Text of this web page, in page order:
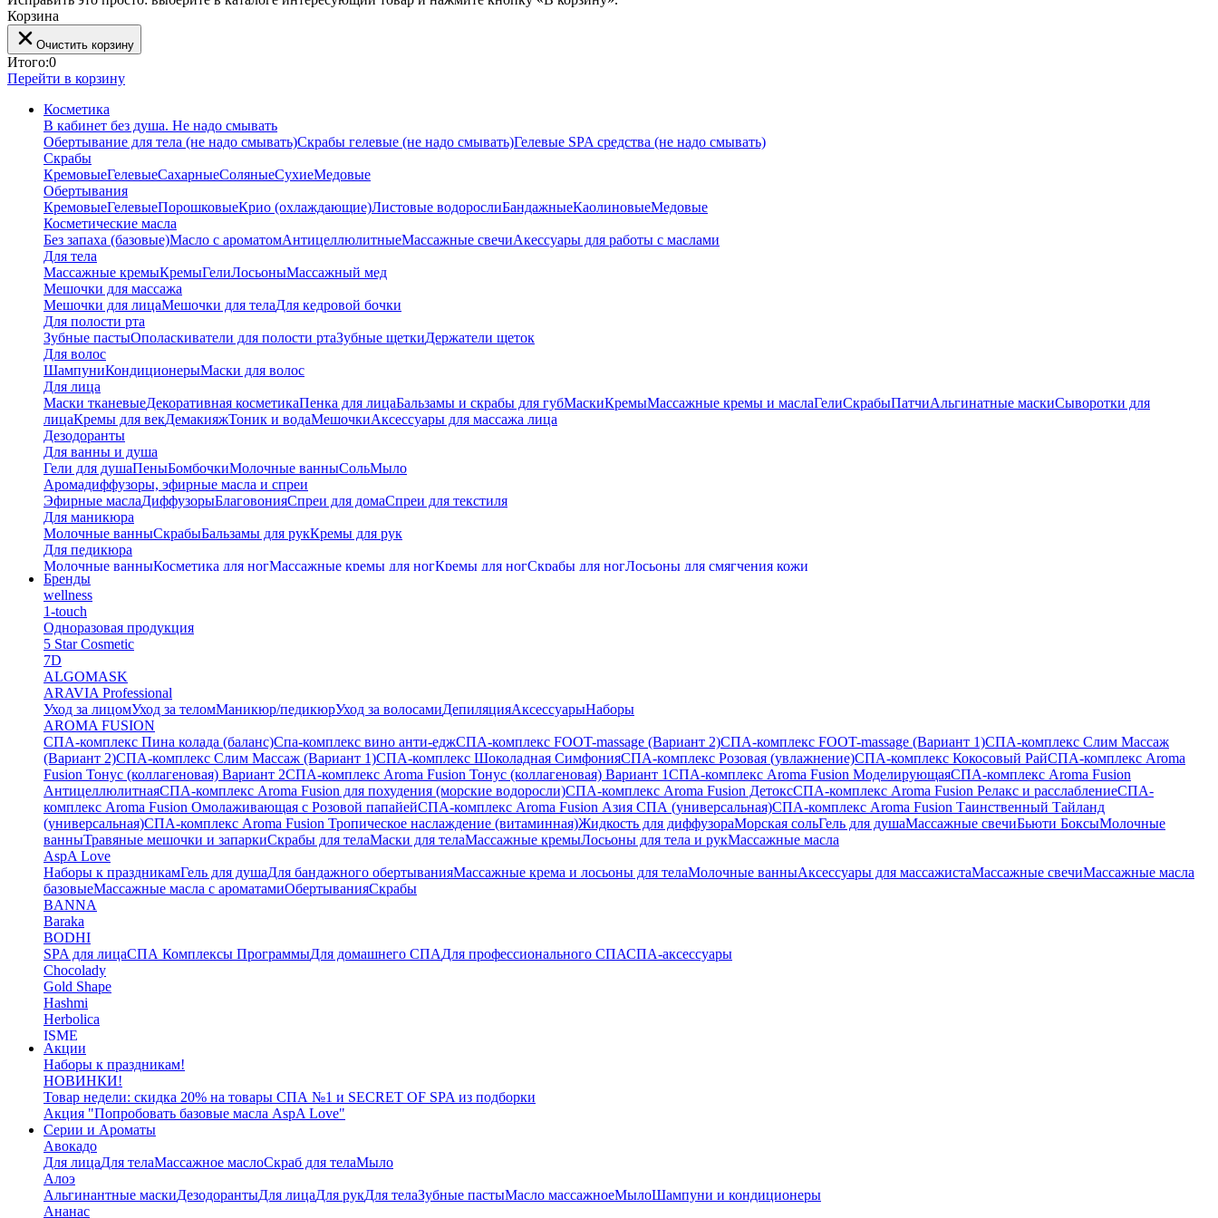
Корзина
Очистить корзину
Итого:0
Перейти в корзину
Косметика
В кабинет без душа. Не надо смывать
Обертывание для тела (не надо смывать)Скрабы гелевые (не надо смывать)Гелевые SPA средства (не надо смывать)
Скрабы
КремовыеГелевыеСахарныеСоляныеСухиеМедовые
Обертывания
КремовыеГелевыеПорошковыеКрио (охлаждающие)Листовые водорослиБандажныеКаолиновыеМедовые
Косметические масла
Без запаха (базовые)Масло с ароматомАнтицеллюлитныеМассажные свечиАкессуары для работы с маслами
Для тела
Массажные кремыКремыГелиЛосьоныМассажный мед
Мешочки для массажа
Мешочки для лицаМешочки для телаДля кедровой бочки
Для полости рта
Зубные пастыОполаскиватели для полости ртаЗубные щеткиДержатели щеток
Для волос
ШампуниКондиционерыМаски для волос
Для лица
Маски тканевыеДекоративная косметикаПенка для лицаБальзамы и скрабы для губМаскиКремыМассажные кремы и маслаГелиСкрабыПатчиАльгинатные маскиСыворотки для
лицаКремы для векДемакияжТоник и водаМешочкиАксессуары для массажа лица
Дезодоранты
Для ванны и душа
Гели для душаПеныБомбочкиМолочные ванныСольМыло
Аромадиффузоры, эфирные масла и спреи
Эфирные маслаДиффузорыБлаговонияСпреи для домаСпреи для текстиля
Для маникюра
Молочные ванныСкрабыБальзамы для рукКремы для рук
Для педикюра
Молочные ванныКосметика для ногМассажные кремы для ногКремы для ногСкрабы для ногЛосьоны для смягчения кожи
Тайские бальзамы
Альгинатные маски
Бренды
wellness
1-touch
Одноразовая продукция
5 Star Cosmetic
7D
ALGOMASK
ARAVIA Professional
Уход за лицомУход за теломМаникюр/педикюрУход за волосамиДепиляцияАксессуарыНаборы
AROMA FUSION
СПА-комплекс Пина колада (баланс)Cпа-комплекс вино анти-еджСПА-комплекс FOOT-massage (Вариант 2)СПА-комплекс FOOT-massage (Вариант 1)СПА-комплекс Слим Массаж
(Вариант 2)СПА-комплекс Слим Массаж (Вариант 1)СПА-комплекс Шоколадная СимфонияСПА-комплекс Розовая (увлажнение)СПА-комплекс Кокосовый РайСПА-комплекс Aroma
Fusion Тонус (коллагеновая) Вариант 2СПА-комплекс Aroma Fusion Тонус (коллагеновая) Вариант 1СПА-комплекс Aroma Fusion МоделирующаяСПА-комплекс Aroma Fusion
АнтицеллюлитнаяСПА-комплекс Aroma Fusion для похудения (морские водоросли)СПА-комплекс Aroma Fusion ДетоксСПА-комплекс Aroma Fusion Релакс и расслаблениеСПА-
комплекс Aroma Fusion Омолаживающая с Розовой папайейСПА-комплекс Aroma Fusion Азия СПА (универсальная)СПА-комплекс Aroma Fusion Таинственный Тайланд
(универсальная)СПА-комплекс Aroma Fusion Тропическое наслаждение (витаминная)Жидкость для диффузораМорская сольГель для душаМассажные свечиБьюти БоксыМолочные
ванныТравяные мешочки и запаркиСкрабы для телаМаски для телаМассажные кремыЛосьоны для тела и рукМассажные масла
AspA Love
Наборы к праздникамГель для душаДля бандажного обертыванияМассажные крема и лосьоны для телаМолочные ванныАксессуары для массажистаМассажные свечиМассажные масла
базовыеМассажные масла с ароматамиОбертыванияСкрабы
BANNA
Baraka
BODHI
SPA для лицаСПА Комплексы ПрограммыДля домашнего СПАДля профессионального СПАСПА-аксессуары
Chocolady
Gold Shape
Hashmi
Herbolica
ISME
Jinda
Juman
Katha
Kelebek
Kokonut
Маски для тела
L'Cosmetics
LAMENATT
NARDA
NEWSKY
Акции
Наборы к праздникам!
НОВИНКИ!
Товар недели: скидка 20% на товары СПА №1 и SECRET OF SPA из подборки
Акция "Попробовать базовые масла AspA Love"
Серии и Ароматы
Авокадо
Для лицаДля телаМассажное маслоСкраб для телаМыло
Алоэ
Альгинантные маскиДезодорантыДля лицаДля рукДля телаЗубные пастыМасло массажноеМылоШампуни и кондиционеры
Ананас